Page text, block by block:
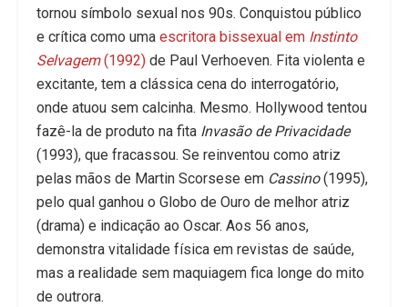
tornou símbolo sexual nos 90s. Conquistou público
e crítica como uma escritora bissexual em Instinto
Selvagem(1992) de Paul Verhoeven. Fita violenta e
excitante, tem a clássica cena do interrogatório,
onde atuou sem calcinha. Mesmo. Hollywood tentou
fazê-la de produto na fita Invasão de Privacidade
(1993), que fracassou. Se reinventou como atriz
pelas mãos de Martin Scorsese em Cassino(1995),
pelo qual ganhou o Globo de Ouro de melhor atriz
(drama) e indicação ao Oscar. Aos 56 anos,
demonstra vitalidade física em revistas de saúde,
mas a realidade sem maquiagem fica longe do mito
de outrora.